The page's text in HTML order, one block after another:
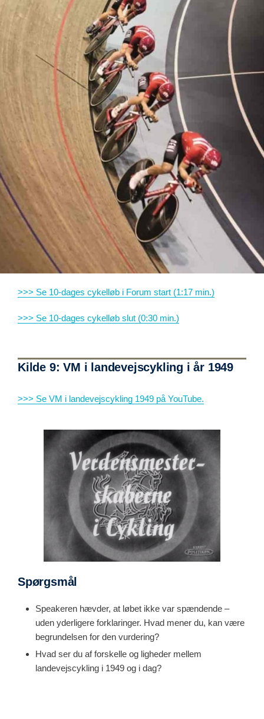
>>> Se 10-dages cykelløb i Forum start (1:17 min.)
>>> Se 10-dages cykelløb slut (0:30 min.)
Kilde 9: VM i landevejscykling i år 1949
>>> Se VM i landevejscykling 1949 på YouTube.
Spørgsmål
Speakeren hævder, at løbet ikke var spændende –
uden yderligere forklaringer. Hvad mener du, kan være
begrundelsen for den vurdering?
Hvad ser du af forskelle og ligheder mellem
landevejscykling i 1949 og i dag?